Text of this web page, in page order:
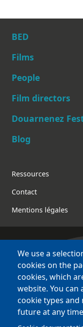
Main
BED
Films
People
Film directors
Douarnenez
Blog
Footer
Ressources
Contact
Mentions légales
Bretagne
various
Sites
BCD
Bécédia
We use a
cookies on the
cookies, which
website. You can
cookie types
future at any